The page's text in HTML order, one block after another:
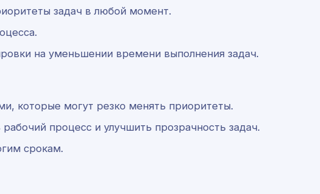
задач в любой момент.
на уменьшении времени выполнения задач.
которые могут резко менять приоритеты.
процесс и улучшить прозрачность задач.
срокам.